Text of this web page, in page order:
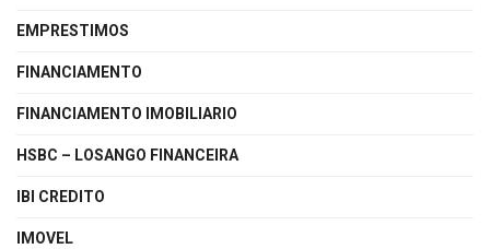
EMPRESTIMOS
FINANCIAMENTO
FINANCIAMENTO IMOBILIARIO
HSBC – LOSANGO FINANCEIRA
IBI CREDITO
IMOVEL